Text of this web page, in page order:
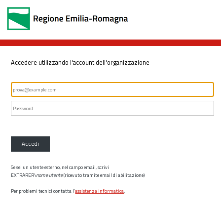
Accedere utilizzando l'account dell'organizzazione
Accedi
Se sei un utente esterno, nel campo email, scrivi
EXTRARER\nome utente(ricevuto tramite email di abilitazione)
Per problemi tecnici contatta l’assistenza informatica.